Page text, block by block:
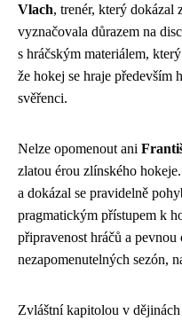
Vlach, trenér, který dokázal
vyznačovala důrazem na
s hráčským materiálem,
že hokej se hraje především
svěřenci.
Nelze opomenout ani
zlatou érou zlínského
a dokázal se pravidelně
pragmatickým přístupem k
připravenost hráčů a
nezapomenutelných sezón,
Zvláštní kapitolou v